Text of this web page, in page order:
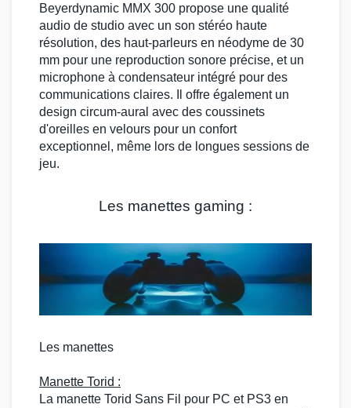
Beyerdynamic MMX 300 propose une qualité
audio de studio avec un son stéréo haute
résolution, des haut-parleurs en néodyme de 30
mm pour une reproduction sonore précise, et un
microphone à condensateur intégré pour des
communications claires. Il offre également un
design circum-aural avec des coussinets
d'oreilles en velours pour un confort
exceptionnel, même lors de longues sessions de
jeu.
Les manettes gaming :
Les manettes
Manette Torid :
La manette Torid Sans Fil pour PC et PS3 en